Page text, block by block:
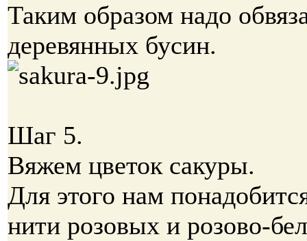
Таким образом надо
деревянных бусин.
Шаг 5.
Вяжем цветок сакуры.
Для этого нам
нити розовых и розово-